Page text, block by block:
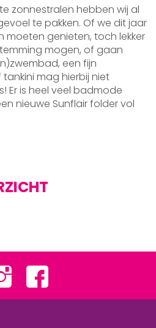
zonnestralen hebben wij al
te pakken. Of we dit jaar
moeten genieten, toch lekker
mogen, of gaan
een fijn
mag hierbij niet
Er is heel veel badmode
nieuwe Sunflair folder vol